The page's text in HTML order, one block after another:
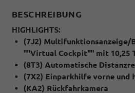
BESCHREIBUNG
HIGHLIGHTS:
(7J2) Multifunktionsanzeige/
""Virtual Cockpit"" mit 10,25
(8T3) Automatische
(7X2) Einparkhilfe vorne und
(KA2) Rückfahrkamera